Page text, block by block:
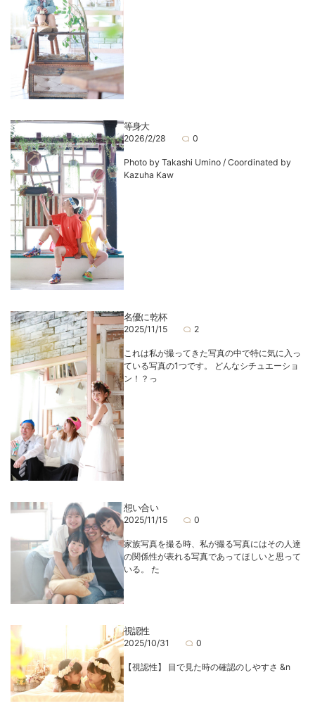
等身大
2026/2/28 0
Photo by Takashi Umino / Coordinated by
Kazuha Kaw
名優に乾杯
2025/11/15 2
これは私が撮ってきた写真の中で特に気に入っ
ている写真の1つです。 どんなシチュエーショ
ン！？っ
想い合い
2025/11/15 0
家族写真を撮る時、私が撮る写真にはその人達
の関係性が表れる写真であってほしいと思って
いる。 た
視認性
2025/10/31 0
【視認性】 目で見た時の確認のしやすさ &n